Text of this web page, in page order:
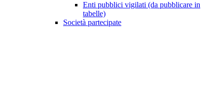
Enti pubblici vigilati (da pubblicare in
tabelle)
Società partecipate